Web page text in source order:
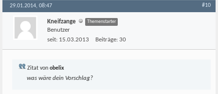
29.01.2014, 08:47 #10
Kneifzange Themenstarter
Benutzer
seit: 15.03.2013 Beiträge: 30
Zitat von obelix
was wäre dein Vorschlag?